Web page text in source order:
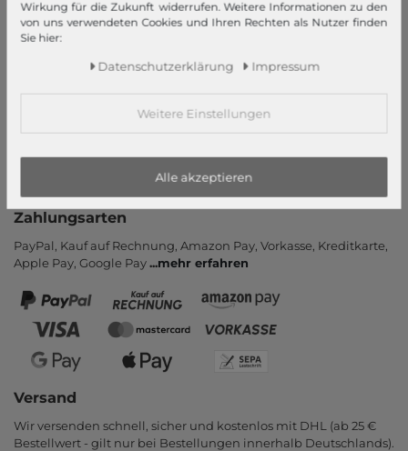
Kontakt
Zahlungsarten
PayPal, Kauf auf Rechnung, Amazon Pay, Vor­kasse, Kredit­karte,
Apple Pay, Google Pay...mehr erfahren
Versand
Wir versenden schnell, sicher und kostenlos mit DHL (ab 25 €
Bestell­wert - gilt nur bei Bestel­lungen inner­halb Deutsch­lands).
Wirkung für die Zukunft widerrufen. Weitere Informationen zu den
von uns verwendeten Cookies und Ihren Rechten als Nutzer finden
Sie hier:
Daten­schutz­erklärung Impressum
Weitere Einstellungen
Alle akzeptieren